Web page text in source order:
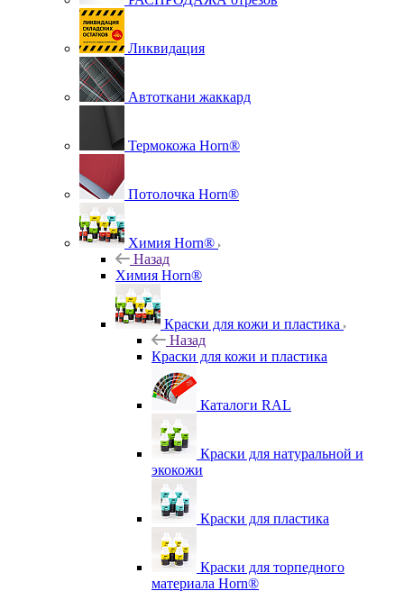
Ликвидация
Автоткани жаккард
Термокожа Horn®
Потолочка Horn®
Химия Horn®
Назад
Химия Horn®
Краски для кожи и пластика
Назад
Краски для кожи и пластика
Каталоги RAL
Краски для натуральной и
экокожи
Краски для пластика
Краски для торпедного
материала Horn®